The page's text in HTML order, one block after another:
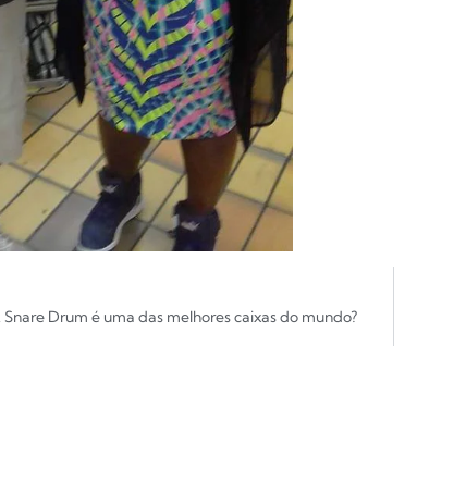
Drum é uma das melhores caixas do mundo?